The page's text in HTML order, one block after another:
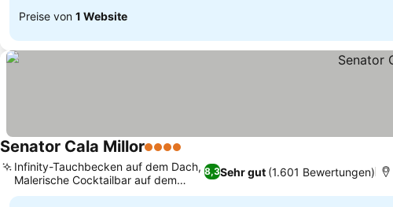
Preise von 1 Website
Senator Cala Millor4 Sterne
8,3Sehr gut (1.601 Bewertungen)
Infinity-Tauchbecken auf dem Dach,
Malerische Cocktailbar auf dem
Dach